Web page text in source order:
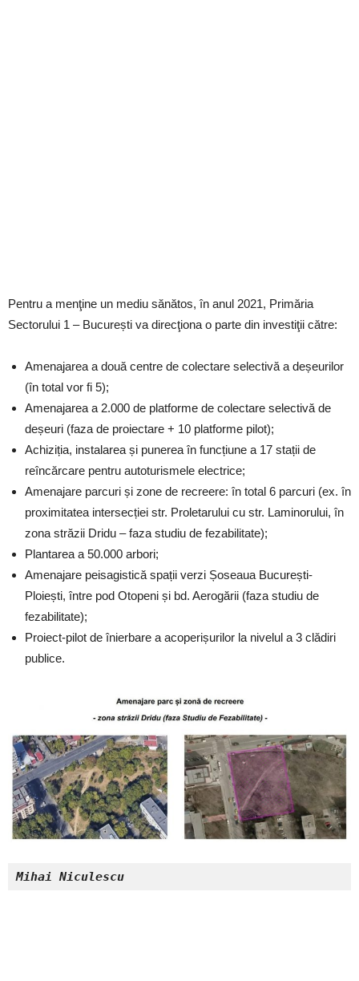
Pentru a menţine un mediu sănătos, în anul 2021, Primăria
Sectorului 1 – București va direcţiona o parte din investiţii către:
Amenajarea a două centre de colectare selectivă a deșeurilor
(în total vor fi 5);
Amenajarea a 2.000 de platforme de colectare selectivă de
deșeuri (faza de proiectare + 10 platforme pilot);
Achiziția, instalarea și punerea în funcțiune a 17 stații de
reîncărcare pentru autoturismele electrice;
Amenajare parcuri și zone de recreere: în total 6 parcuri (ex. în
proximitatea intersecției str. Proletarului cu str. Laminorului, în
zona străzii Dridu – faza studiu de fezabilitate);
Plantarea a 50.000 arbori;
Amenajare peisagistică spații verzi Șoseaua București-
Ploiești, între pod Otopeni și bd. Aerogării (faza studiu de
fezabilitate);
Proiect-pilot de înierbare a acoperișurilor la nivelul a 3 clădiri
publice.
Mihai Niculescu